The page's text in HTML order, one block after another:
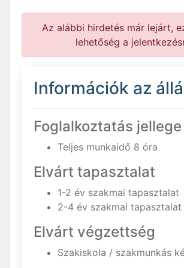
Az alábbi hirdetés már lejárt,
lehetőség a
Információk az
Foglalkoztatás jellege
Teljes munkaidő 8 óra
Elvárt tapasztalat
1-2 év szakmai tapasztalat
2-4 év szakmai tapasztalat
Elvárt végzettség
Szakiskola / szakmunkás